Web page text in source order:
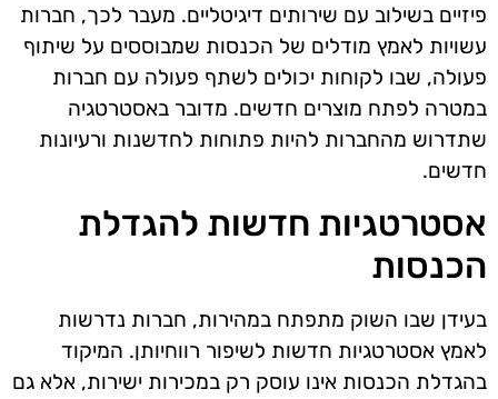
פיזיים בשילוב עם שירותים דיגיטליים. מעבר לכך, חברות
עשויות לאמץ מודלים של הכנסות שמבוססים על שיתוף
פעולה, שבו לקוחות יכולים לשתף פעולה עם חברות
במטרה לפתח מוצרים חדשים. מדובר באסטרטגיה
שתדרוש מהחברות להיות פתוחות לחדשנות ורעיונות
חדשים.
אסטרטגיות חדשות להגדלת
הכנסות
בעידן שבו השוק מתפתח במהירות, חברות נדרשות
לאמץ אסטרטגיות חדשות לשיפור רווחיותן. המיקוד
בהגדלת הכנסות אינו עוסק רק במכירות ישירות, אלא גם